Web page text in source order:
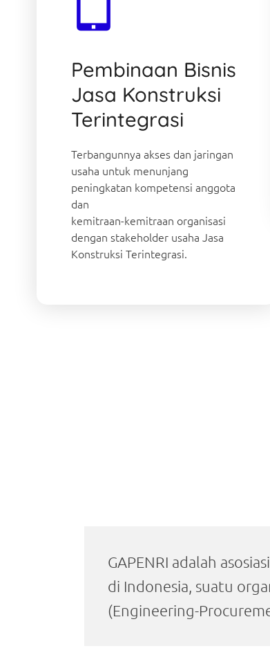
GAPENRI adalah
di Indonesia, suatu
(Engineering-
Pembinaan Bisnis
Jasa Konstruksi
Terintegrasi
Terbangunnya akses dan jaringan
usaha untuk menunjang
peningkatan kompetensi anggota
dan
kemitraan-kemitraan organisasi
dengan stakeholder usaha Jasa
Konstruksi Terintegrasi.